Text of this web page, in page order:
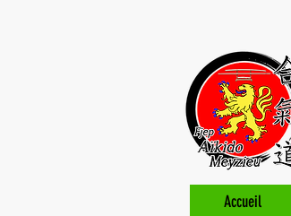
Accueil